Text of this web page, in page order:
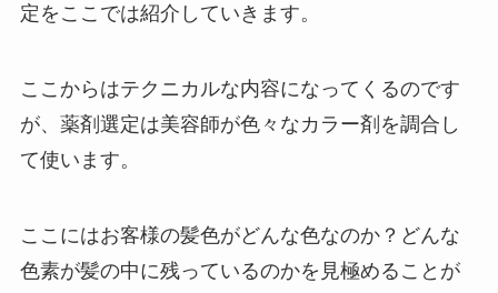
定をここでは紹介していきます。
ここからはテクニカルな内容になってくるのです
が、薬剤選定は美容師が色々なカラー剤を調合し
て使います。
ここにはお客様の髪色がどんな色なのか？どんな
色素が髪の中に残っているのかを見極めることが